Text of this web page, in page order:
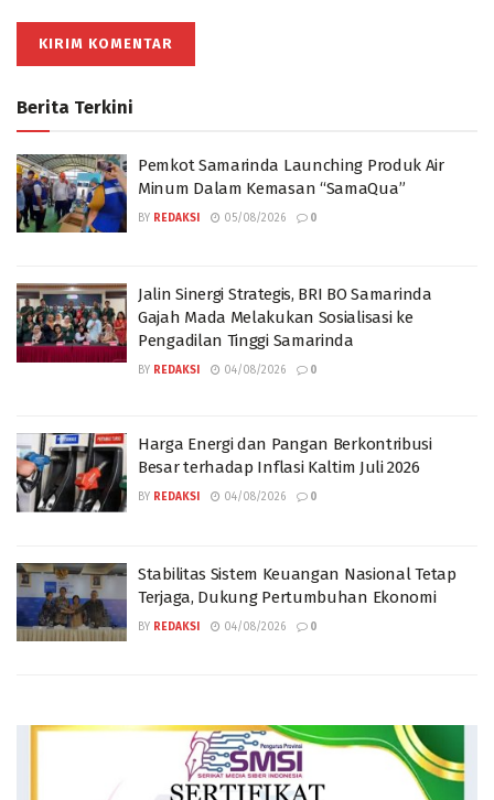
Berita Terkini
Pemkot Samarinda Launching Produk Air
Minum Dalam Kemasan “SamaQua”
BY REDAKSI 05/08/2026 0
Jalin Sinergi Strategis, BRI BO Samarinda
Gajah Mada Melakukan Sosialisasi ke
Pengadilan Tinggi Samarinda
BY REDAKSI 04/08/2026 0
Harga Energi dan Pangan Berkontribusi
Besar terhadap Inflasi Kaltim Juli 2026
BY REDAKSI 04/08/2026 0
Stabilitas Sistem Keuangan Nasional Tetap
Terjaga, Dukung Pertumbuhan Ekonomi
BY REDAKSI 04/08/2026 0